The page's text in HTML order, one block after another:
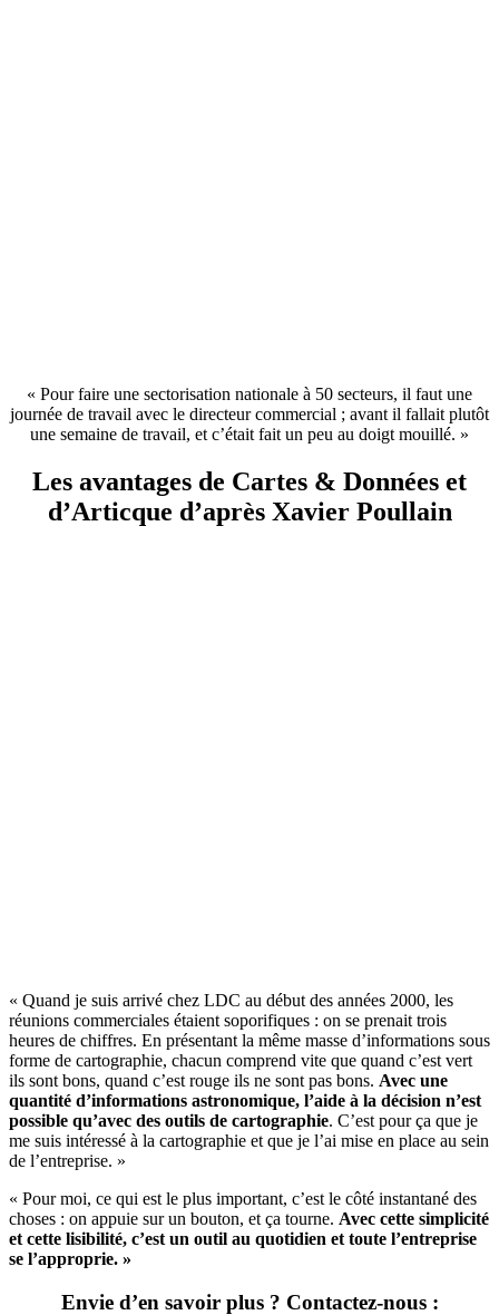
« Pour faire une sectorisation nationale à 50 secteurs, il faut une
journée de travail avec le directeur commercial ; avant il fallait plutôt
une semaine de travail, et c’était fait un peu au doigt mouillé. »
Les avantages de Cartes & Données et
d’Articque d’après Xavier Poullain
« Quand je suis arrivé chez LDC au début des années 2000, les
réunions commerciales étaient soporifiques : on se prenait trois
heures de chiffres. En présentant la même masse d’informations sous
forme de cartographie, chacun comprend vite que quand c’est vert
ils sont bons, quand c’est rouge ils ne sont pas bons. Avec une
quantité d’informations astronomique, l’aide à la décision n’est
possible qu’avec des outils de cartographie. C’est pour ça que je
me suis intéressé à la cartographie et que je l’ai mise en place au sein
de l’entreprise. »
« Pour moi, ce qui est le plus important, c’est le côté instantané des
choses : on appuie sur un bouton, et ça tourne. Avec cette simplicité
et cette lisibilité, c’est un outil au quotidien et toute l’entreprise
se l’approprie. »
Envie d’en savoir plus ? Contactez-nous :